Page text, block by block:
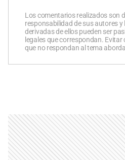
Los comentarios realizados son
responsabilidad de sus autores y
derivadas de ellos pueden ser
legales que correspondan.
que no respondan al tema